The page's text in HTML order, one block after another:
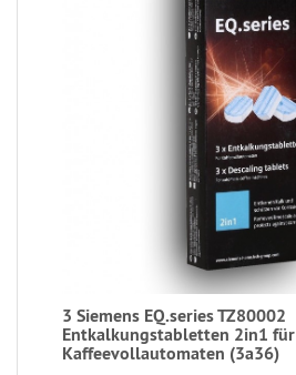
3 Siemens EQ.series TZ80002
Entkalkungstabletten 2in1 für
Kaffeevollautomaten (3a36)